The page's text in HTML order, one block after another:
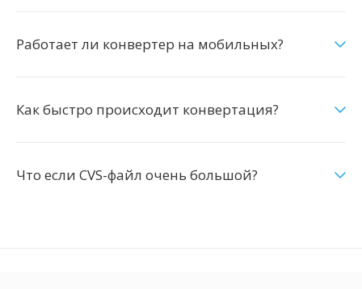
Работает ли конвертер на мобильных?
Как быстро происходит конвертация?
Что если CVS-файл очень большой?